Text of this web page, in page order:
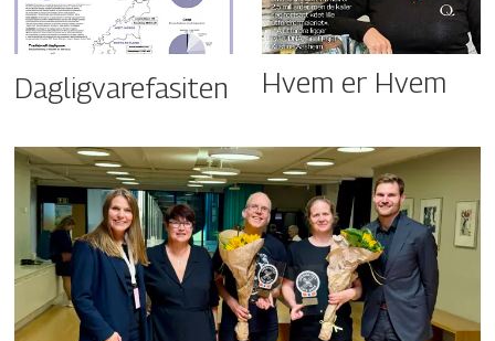
Dagligvarefasiten Hvem er Hvem